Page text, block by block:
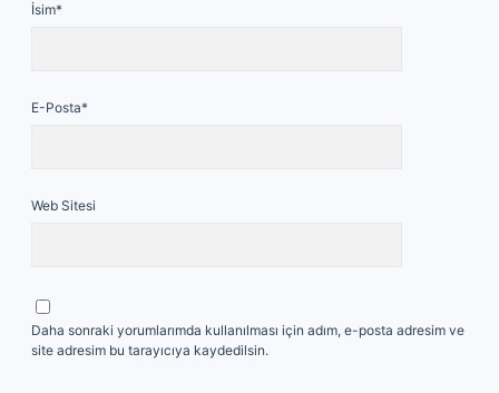
İsim*
E-Posta*
Web Sitesi
Daha sonraki yorumlarımda kullanılması için adım, e-posta adresim ve
site adresim bu tarayıcıya kaydedilsin.